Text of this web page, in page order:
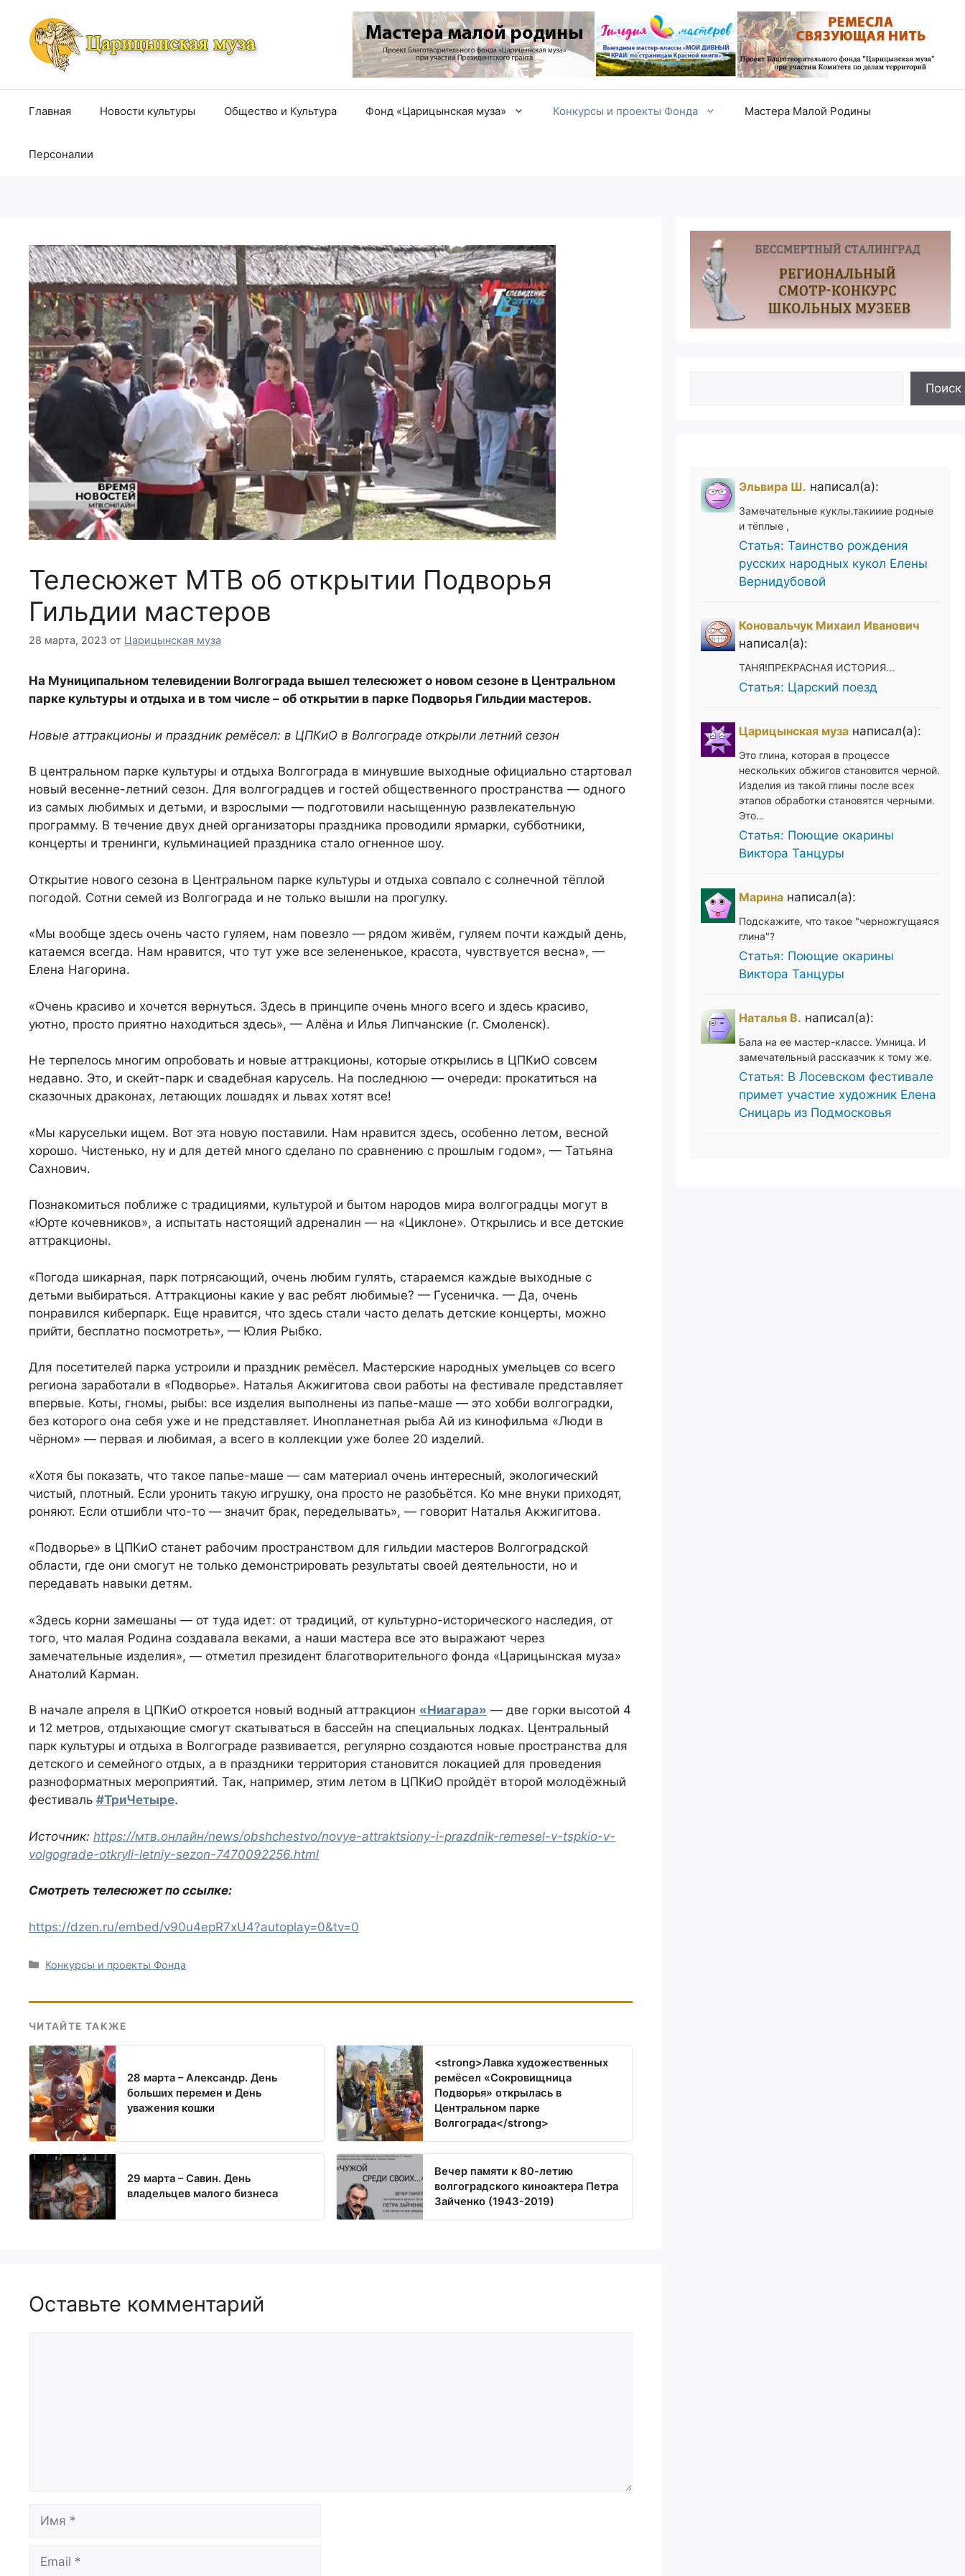
содержимому
Главная Новости культуры Общество и Культура Фонд «Царицынская муза» Конкурсы и проекты Фонда Мастера Малой Родины
Персоналии
Телесюжет МТВ об открытии Подворья
Гильдии мастеров
28 марта, 2023 от Царицынская муза
На Муниципальном телевидении Волгограда вышел телесюжет о новом сезоне в Центральном
парке культуры и отдыха и в том числе – об открытии в парке Подворья Гильдии мастеров.
Новые аттракционы и праздник ремёсел: в ЦПКиО в Волгограде открыли летний сезон
В центральном парке культуры и отдыха Волгограда в минувшие выходные официально стартовал
новый весенне-летний сезон. Для волгоградцев и гостей общественного пространства — одного
из самых любимых и детьми, и взрослыми — подготовили насыщенную развлекательную
программу. В течение двух дней организаторы праздника проводили ярмарки, субботники,
концерты и тренинги, кульминацией праздника стало огненное шоу.
Открытие нового сезона в Центральном парке культуры и отдыха совпало с солнечной тёплой
погодой. Сотни семей из Волгограда и не только вышли на прогулку.
«Мы вообще здесь очень часто гуляем, нам повезло — рядом живём, гуляем почти каждый день,
катаемся всегда. Нам нравится, что тут уже все зелененькое, красота, чувствуется весна», —
Елена Нагорина.
«Очень красиво и хочется вернуться. Здесь в принципе очень много всего и здесь красиво,
уютно, просто приятно находиться здесь», — Алёна и Илья Липчанские (г. Смоленск).
Не терпелось многим опробовать и новые аттракционы, которые открылись в ЦПКиО совсем
недавно. Это, и скейт-парк и свадебная карусель. На последнюю — очереди: прокатиться на
сказочных драконах, летающих лошадях и львах хотят все!
«Мы карусельки ищем. Вот эта новую поставили. Нам нравится здесь, особенно летом, весной
хорошо. Чистенько, ну и для детей много сделано по сравнению с прошлым годом», — Татьяна
Сахнович.
Познакомиться поближе с традициями, культурой и бытом народов мира волгоградцы могут в
«Юрте кочевников», а испытать настоящий адреналин — на «Циклоне». Открылись и все детские
аттракционы.
«Погода шикарная, парк потрясающий, очень любим гулять, стараемся каждые выходные с
детьми выбираться. Аттракционы какие у вас ребят любимые? — Гусеничка. — Да, очень
понравился киберпарк. Еще нравится, что здесь стали часто делать детские концерты, можно
прийти, бесплатно посмотреть», — Юлия Рыбко.
Для посетителей парка устроили и праздник ремёсел. Мастерские народных умельцев со всего
региона заработали в «Подворье». Наталья Акжигитова свои работы на фестивале представляет
впервые. Коты, гномы, рыбы: все изделия выполнены из папье-маше — это хобби волгоградки,
без которого она себя уже и не представляет. Инопланетная рыба Ай из кинофильма «Люди в
чёрном» — первая и любимая, а всего в коллекции уже более 20 изделий.
«Хотя бы показать, что такое папье-маше — сам материал очень интересный, экологический
чистый, плотный. Если уронить такую игрушку, она просто не разобьётся. Ко мне внуки приходят,
роняют. Если отшибли что-то — значит брак, переделывать», — говорит Наталья Акжигитова.
«Подворье» в ЦПКиО станет рабочим пространством для гильдии мастеров Волгоградской
области, где они смогут не только демонстрировать результаты своей деятельности, но и
передавать навыки детям.
«Здесь корни замешаны — от туда идет: от традиций, от культурно-исторического наследия, от
того, что малая Родина создавала веками, а наши мастера все это выражают через
замечательные изделия», — отметил президент благотворительного фонда «Царицынская муза»
Анатолий Карман.
В начале апреля в ЦПКиО откроется новый водный аттракцион «Ниагара» — две горки высотой 4
и 12 метров, отдыхающие смогут скатываться в бассейн на специальных лодках. Центральный
парк культуры и отдыха в Волгограде развивается, регулярно создаются новые пространства для
детского и семейного отдых, а в праздники территория становится локацией для проведения
разноформатных мероприятий. Так, например, этим летом в ЦПКиО пройдёт второй молодёжный
фестиваль #ТриЧетыре.
Источник: https://мтв.онлайн/news/obshchestvo/novye-attraktsiony-i-prazdnik-remesel-v-tspkio-v-
volgograde-otkryli-letniy-sezon-7470092256.html
Смотреть телесюжет по ссылке:
https://dzen.ru/embed/v90u4epR7xU4?autoplay=0&tv=0
Рубрики
Конкурсы и проекты Фонда
ЧИТАЙТЕ ТАКЖЕ
28 марта – Александр. День
больших перемен и День
уважения кошки
<strong>Лавка художественных
ремёсел «Сокровищница
Подворья» открылась в
Центральном парке
Волгограда</strong>
29 марта – Савин. День
владельцев малого бизнеса
Вечер памяти к 80-летию
волгоградского киноактера Петра
Зайченко (1943-2019)
Оставьте комментарий
Поиск
Эльвира Ш. написал(а):
Замечательные куклы.такииие родные
и тёплые ,
Статья: Таинство рождения
русских народных кукол Елены
Вернидубовой
Коновальчук Михаил Иванович
написал(а):
ТАНЯ!ПРЕКРАСНАЯ ИСТОРИЯ...
Статья: Царский поезд
Царицынская музанаписал(а):
Это глина, которая в процессе
нескольких обжигов становится черной.
Изделия из такой глины после всех
этапов обработки становятся черными.
Это…
Статья: Поющие окарины
Виктора Танцуры
Маринанаписал(а):
Подскажите, что такое "черножгущаяся
глина"?
Статья: Поющие окарины
Виктора Танцуры
Наталья В. написал(а):
Бала на ее мастер-классе. Умница. И
замечательный рассказчик к тому же.
Статья: В Лосевском фестивале
примет участие художник Елена
Сницарь из Подмосковья